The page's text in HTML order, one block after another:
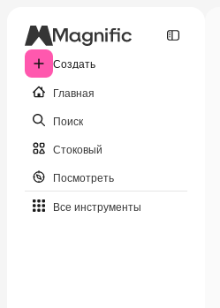
Создать
Главная
Поиск
Стоковый
Посмотреть
Все инструменты